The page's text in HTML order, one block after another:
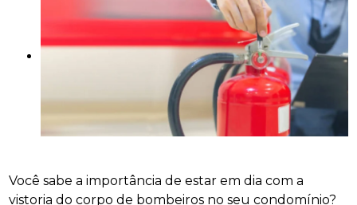
Você sabe a importância de estar em dia com a
vistoria do corpo de bombeiros no seu condomínio?